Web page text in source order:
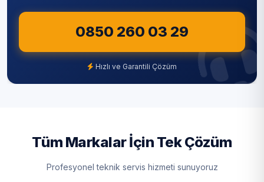
0850 260 03 29
Hızlı ve Garantili Çözüm
Tüm Markalar İçin Tek Çözüm
Profesyonel teknik servis hizmeti sunuyoruz